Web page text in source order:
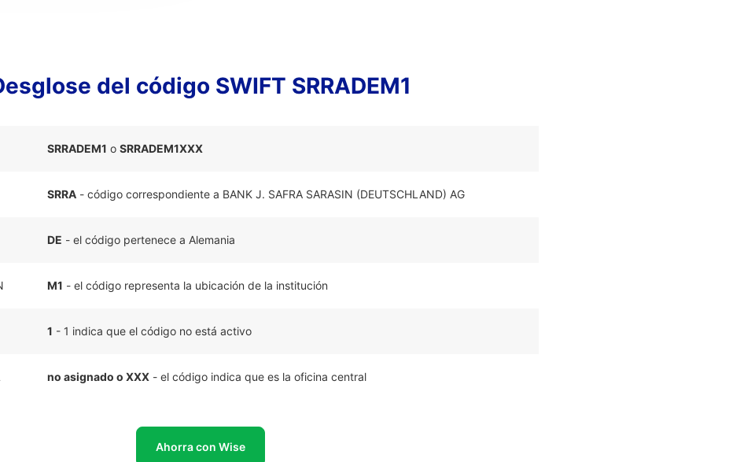
del código SWIFT SRRADEM1
SRRADEM1 o SRRADEM1XXX
SRRA - código correspondiente a BANK J. SAFRA SARASIN (DEUTSCHLAND) AG
DE - el código pertenece a Alemania
M1 - el código representa la ubicación de la institución
1 - 1 indica que el código no está activo
no asignado o XXX - el código indica que es la oficina central
Ahorra con Wise